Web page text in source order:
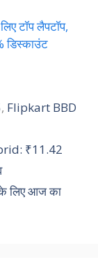
टॉप लैपटॉप,
डिस्काउंट
, Flipkart BBD
₹11.42
लिए आज का